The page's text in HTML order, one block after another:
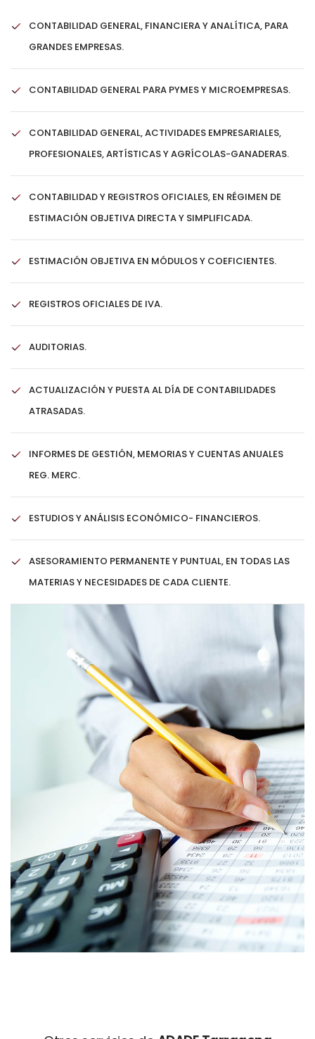
CONTABILIDAD GENERAL, FINANCIERA Y ANALÍTICA, PARA
GRANDES EMPRESAS.
CONTABILIDAD GENERAL PARA PYMES Y MICROEMPRESAS.
CONTABILIDAD GENERAL, ACTIVIDADES EMPRESARIALES,
PROFESIONALES, ARTÍSTICAS Y AGRÍCOLAS-GANADERAS.
CONTABILIDAD Y REGISTROS OFICIALES, EN RÉGIMEN DE
ESTIMACIÓN OBJETIVA DIRECTA Y SIMPLIFICADA.
ESTIMACIÓN OBJETIVA EN MÓDULOS Y COEFICIENTES.
REGISTROS OFICIALES DE IVA.
AUDITORIAS.
ACTUALIZACIÓN Y PUESTA AL DÍA DE CONTABILIDADES
ATRASADAS.
INFORMES DE GESTIÓN, MEMORIAS Y CUENTAS ANUALES
REG. MERC.
ESTUDIOS Y ANÁLISIS ECONÓMICO- FINANCIEROS.
ASESORAMIENTO PERMANENTE Y PUNTUAL, EN TODAS LAS
MATERIAS Y NECESIDADES DE CADA CLIENTE.